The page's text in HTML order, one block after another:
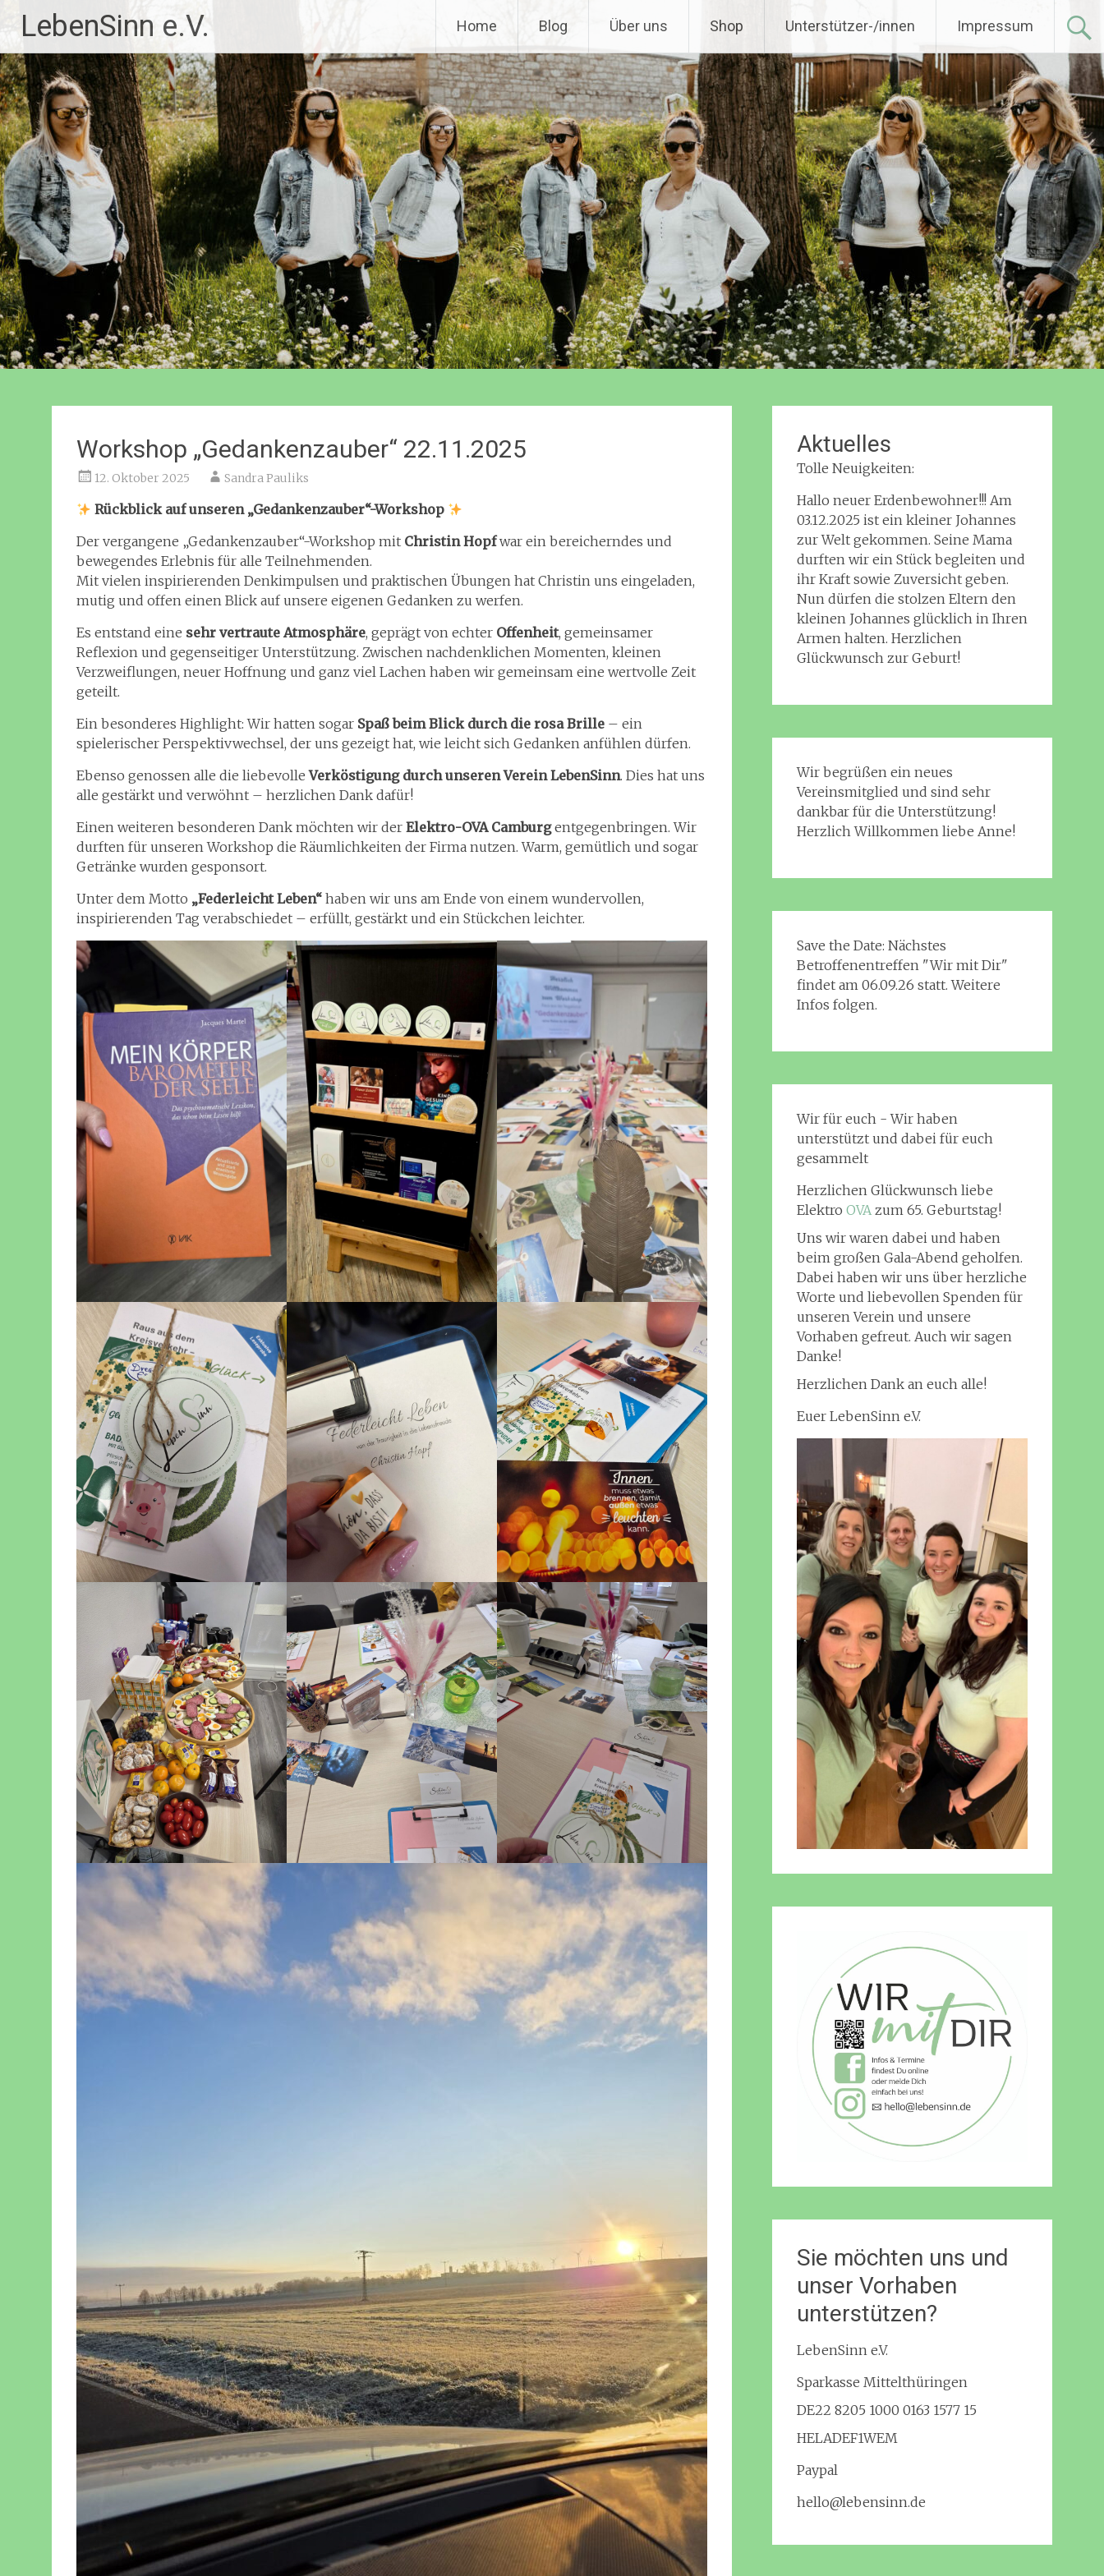
springen
LebenSinn e.V. Home Blog Über uns Shop Unterstützer-/innen Impressum
Workshop „Gedankenzauber“ 22.11.2025
12. Oktober 2025 Sandra Pauliks
Rückblick auf unseren „Gedankenzauber“-Workshop
Der vergangene „Gedankenzauber“-Workshop mit Christin Hopfwar ein bereicherndes und
bewegendes Erlebnis für alle Teilnehmenden.
Mit vielen inspirierenden Denkimpulsen und praktischen Übungen hat Christin uns eingeladen,
mutig und offen einen Blick auf unsere eigenen Gedanken zu werfen.
Es entstand eine sehr vertraute Atmosphäre, geprägt von echter Offenheit, gemeinsamer
Reflexion und gegenseitiger Unterstützung. Zwischen nachdenklichen Momenten, kleinen
Verzweiflungen, neuer Hoffnung und ganz viel Lachen haben wir gemeinsam eine wertvolle Zeit
geteilt.
Ein besonderes Highlight: Wir hatten sogar Spaß beim Blick durch die rosa Brille – ein
spielerischer Perspektivwechsel, der uns gezeigt hat, wie leicht sich Gedanken anfühlen dürfen.
Ebenso genossen alle die liebevolleVerköstigung durch unseren Verein LebenSinn. Dies hat uns
alle gestärkt und verwöhnt – herzlichen Dank dafür!
Einen weiteren besonderen Dank möchten wir der Elektro-OVA Camburgentgegenbringen. Wir
durften für unseren Workshop die Räumlichkeiten der Firma nutzen. Warm, gemütlich und sogar
Getränke wurden gesponsort.
Unter dem Motto „Federleicht Leben“ haben wir uns am Ende von einem wundervollen,
inspirierenden Tag verabschiedet – erfüllt, gestärkt und ein Stückchen leichter.
Aktuelles
Tolle Neuigkeiten:
Hallo neuer Erdenbewohner!!! Am
03.12.2025 ist ein kleiner Johannes
zur Welt gekommen. Seine Mama
durften wir ein Stück begleiten und
ihr Kraft sowie Zuversicht geben.
Nun dürfen die stolzen Eltern den
kleinen Johannes glücklich in Ihren
Armen halten. Herzlichen
Glückwunsch zur Geburt!
Wir begrüßen ein neues
Vereinsmitglied und sind sehr
dankbar für die Unterstützung!
Herzlich Willkommen liebe Anne!
Save the Date: Nächstes
Betroffenentreffen "Wir mit Dir"
findet am 06.09.26 statt. Weitere
Infos folgen.
Wir für euch - Wir haben
unterstützt und dabei für euch
gesammelt
Herzlichen Glückwunsch liebe
Elektro OVAzum 65. Geburtstag!
Uns wir waren dabei und haben
beim großen Gala-Abend geholfen.
Dabei haben wir uns über herzliche
Worte und liebevollen Spenden für
unseren Verein und unsere
Vorhaben gefreut. Auch wir sagen
Danke!
Herzlichen Dank an euch alle!
Euer LebenSinn e.V.
Sie möchten uns und
unser Vorhaben
unterstützen?
LebenSinn e.V.
Sparkasse Mittelthüringen
DE22 8205 1000 0163 1577 15
HELADEF1WEM
Paypal
hello@lebensinn.de